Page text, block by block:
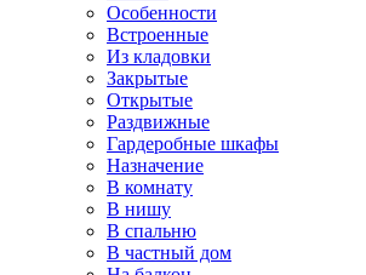
Особенности
Встроенные
Из кладовки
Закрытые
Открытые
Раздвижные
Гардеробные шкафы
Назначение
В комнату
В нишу
В спальню
В частный дом